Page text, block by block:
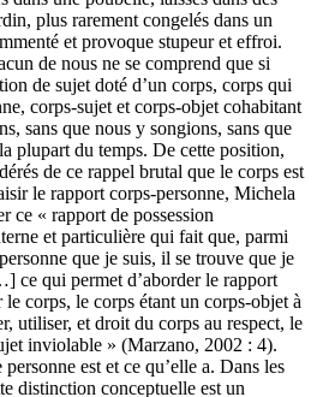
plus rarement congelés dans un
et provoque stupeur et effroi.
de nous ne se comprend que si
de sujet doté d’un corps, corps qui
corps-sujet et corps-objet cohabitant
sans que nous y songions, sans que
plupart du temps. De cette position,
de ce rappel brutal que le corps est
le rapport corps-personne, Michela
ce « rapport de possession
et particulière qui fait que, parmi
que je suis, il se trouve que je
ce qui permet d’aborder le rapport
corps, le corps étant un corps-objet à
utiliser, et droit du corps au respect, le
inviolable » (Marzano, 2002 : 4).
est et ce qu’elle a. Dans les
distinction conceptuelle est un